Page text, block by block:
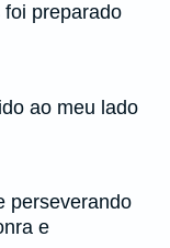
preparado
ao meu lado
perseverando
e